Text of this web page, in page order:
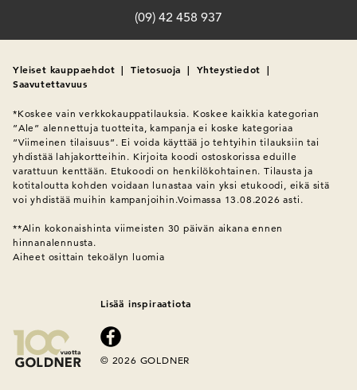
(09) 42 458 937
Yleiset kauppaehdot | Tietosuoja | Yhteystiedot |
Saavutettavuus
*Koskee vain verkkokauppatilauksia. Koskee kaikkia kategorian
”Ale” alennettuja tuotteita, kampanja ei koske kategoriaa
”Viimeinen tilaisuus”. Ei voida käyttää jo tehtyihin tilauksiin tai
yhdistää lahjakortteihin. Kirjoita koodi ostoskorissa eduille
varattuun kenttään. Etukoodi on henkilökohtainen. Tilausta ja
kotitaloutta kohden voidaan lunastaa vain yksi etukoodi, eikä sitä
voi yhdistää muihin kampanjoihin.Voimassa 13.08.2026 asti.
**Alin kokonaishinta viimeisten 30 päivän aikana ennen
hinnanalennusta.
Aiheet osittain tekoälyn luomia
Lisää inspiraatiota
© 2026 GOLDNER